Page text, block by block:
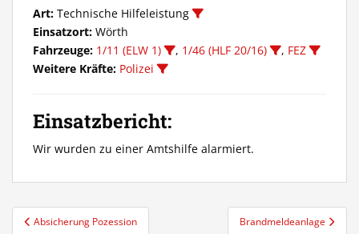
Art: Technische Hilfeleistung
Einsatzort: Wörth
Fahrzeuge: 1/11 (ELW 1) , 1/46 (HLF 20/16) , FEZ
Weitere Kräfte: Polizei
Einsatzbericht:
Wir wurden zu einer Amtshilfe alarmiert.
Beitragsnavigation
Absicherung Pozession Brandmeldeanlage